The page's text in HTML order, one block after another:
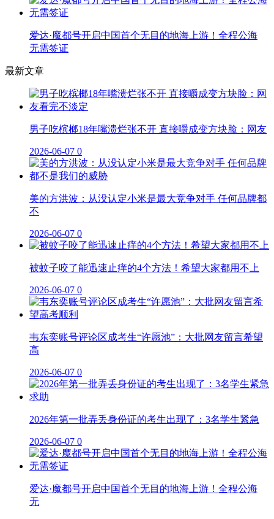
爱达·魔都号开启中国首个无目的地海上游！全程公海
无需签证
最新文章
男子吃槟榔18年嘴溃烂张不开 直接嚼成变方块脸：网友
2026-06-07 0
美的方洪波：从没认定小米是最大竞争对手 任何品牌都
不
2026-06-07 0
被蚊子咬了能迅速止痒的4个方法！希望大家都用不上
2026-06-07 0
韦东奕账号评论区成考生“许愿池”：大批网友留言希望
高
2026-06-07 0
2026年第一批弄丢身份证的考生出现了：3名学生紧急
2026-06-07 0
爱达·魔都号开启中国首个无目的地海上游！全程公海
无